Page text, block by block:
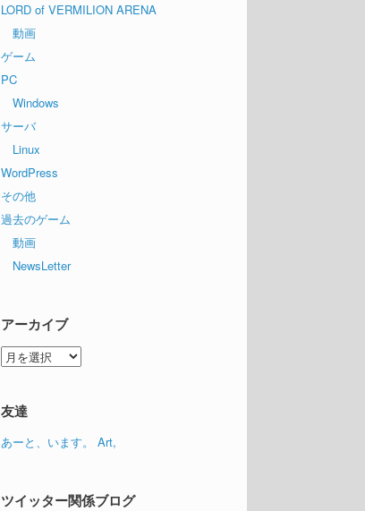
LORD of VERMILION ARENA
動画
ゲーム
PC
Windows
サーバ
Linux
WordPress
その他
過去のゲーム
動画
NewsLetter
アーカイブ
ア
ー
イ
ブ
友達
あーと、います。 Art,
ツイッター関係ブログ